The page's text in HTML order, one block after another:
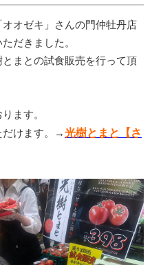
オゼキ」さんの門仲牡丹店
だきました。
まとの試食販売を行って頂
ます。
だけます。→光樹とまと【さ